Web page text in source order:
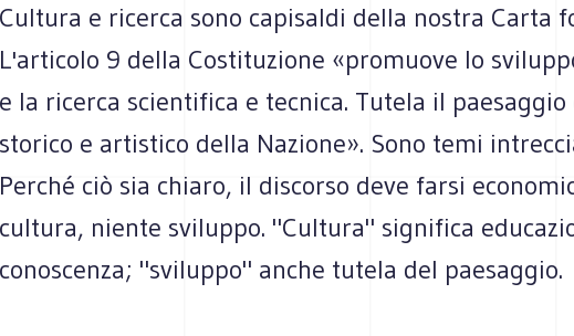
Cultura e ricerca sono capisaldi della nostra Carta
L'articolo 9 della Costituzione «promuove lo
e la ricerca scientifica e tecnica. Tutela il
storico e artistico della Nazione». Sono temi
Perché ciò sia chiaro, il discorso deve farsi
cultura, niente sviluppo. "Cultura" significa
conoscenza; "sviluppo" anche tutela del paesaggio.